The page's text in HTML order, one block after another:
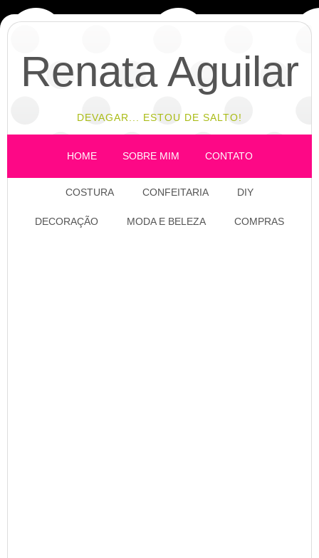
Renata Aguilar
DEVAGAR... ESTOU DE SALTO!
HOME SOBRE MIM CONTATO
COSTURA CONFEITARIA DIY
DECORAÇÃO MODA E BELEZA COMPRAS